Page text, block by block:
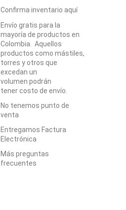
Confirma inventario aquí
Envío gratis para la
mayoría de productos en
Colombia. Aquellos
productos como mástiles,
torres y otros que
excedan un
volumen podrán
tener costo de envío.
No tenemos punto de
venta
Entregamos Factura
Electrónica
Más preguntas
frecuentes